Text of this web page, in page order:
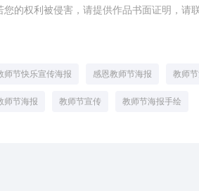
您的权利被侵害，请提供作品书面证明，请
师节快乐宣传海报 感恩教师节海报 教师
师节海报 教师节宣传 教师节海报手绘